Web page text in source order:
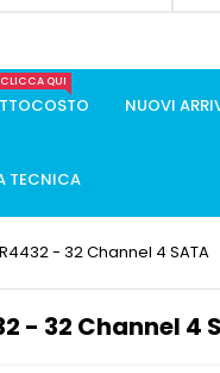
CLICCA QUI
NUOVI
TECNICA
- 32 Channel 4 SATA
- 32 Channel 4